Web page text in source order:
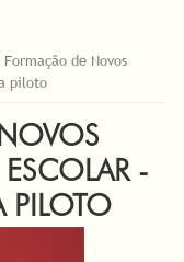
Formação de Novos
piloto
-
PILOTO